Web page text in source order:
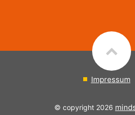
Impressum
© copyright 2026